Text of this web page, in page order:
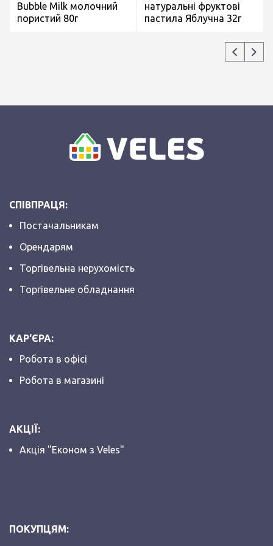
Bubble Milk молочний
пористий 80г
натуральні фруктові
пастила Яблучна 32г
СПІВПРАЦЯ:
Постачальникам
Орендарям
Торгівельна нерухомість
Торгівельне обладнання
КАР'ЄРА:
Робота в офісі
Робота в магазині
АКЦІЇ:
Акція "Економ з Veles"
ПОКУПЦЯМ: